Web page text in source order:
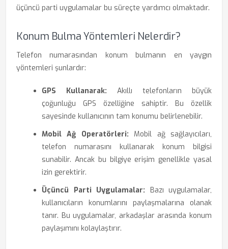
üçüncü parti uygulamalar bu süreçte yardımcı olmaktadır.
Konum Bulma Yöntemleri Nelerdir?
Telefon numarasından konum bulmanın en yaygın
yöntemleri şunlardır:
GPS Kullanarak: Akıllı telefonların büyük
çoğunluğu GPS özelliğine sahiptir. Bu özellik
sayesinde kullanıcının tam konumu belirlenebilir.
Mobil Ağ Operatörleri: Mobil ağ sağlayıcıları,
telefon numarasını kullanarak konum bilgisi
sunabilir. Ancak bu bilgiye erişim genellikle yasal
izin gerektirir.
Üçüncü Parti Uygulamalar: Bazı uygulamalar,
kullanıcıların konumlarını paylaşmalarına olanak
tanır. Bu uygulamalar, arkadaşlar arasında konum
paylaşımını kolaylaştırır.